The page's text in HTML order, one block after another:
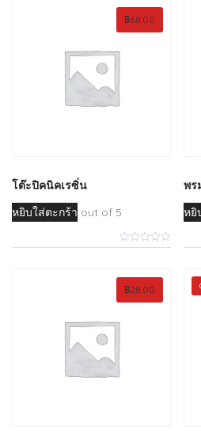
โต๊ะปิคนิคเรซิ่น
฿68.00
หยิบใส่ตะกร้า out of 5
พร
หยิ
฿28.00